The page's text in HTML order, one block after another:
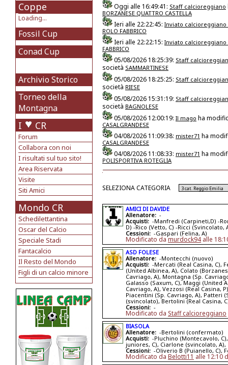
Coppe
Loading...
Fossil Cup
Conad Cup
Archivio Storico
Torneo della
Montagna
I CR
Forum
Collabora con noi
I risultati sul tuo sito!
Area Riservata
Visite
Siti Amici
Mondo CR
Schedilettantina
Oscar del Calcio
Speciale Stadi
Fantacalcio
Il Resto del Mondo
Figli di un calcio minore
Oggi alle 16:49:41: Staff calcioreggiano
BORZANESE QUATTRO CASTELLA
Ieri alle 22:22:45: Inviato calcioreggiano
ROLO FABBRICO
Ieri alle 22:22:15: Inviato calcioreggiano
FABBRICO
05/08/2026 18:25:39: Staff
società SAMMARTINESE
05/08/2026 18:25:25: Staff
società RIESE
05/08/2026 15:31:19: Staff
società BAGNOLESE
05/08/2026 12:00:19: Il mago ha
CASALGRANDESE
04/08/2026 11:09:38: mister71 ha
CASALGRANDESE
04/08/2026 11:08:33: mister71 ha
POLISPORTIVA ROTEGLIA
SELEZIONA CATEGORIA
AMICI DI DAVIDE
Allenatore: -
Acquisti: -Manfredi (Carpineti,D) -
D) -Rico (Vetto, C) -Ricci (Svincolato,
Cessioni: -Gaspari (Felina, A)
Modificato damurdock94 alle
ASD FOLESE
Allenatore: -Montecchi (nuovo)
Acquisti: -Mercati (Real Casina, C),
(United Albinea, A), Colato
Cavriago, A), Montagna (Sp.
Galasso (Saxum, C), Maggi (United
Cavriago, A), Vezzosi (Real Casina,
Piacentini (Sp. Cavriago, A), Patteri
(svincolato), Bertolini (Real Casina,
Cessioni: -
Modificato da Staff calcioreggiano
BIASOLA
Allenatore: -Bertolini (confermato)
Acquisti: -Pluchino (Montecavolo,
juniores, C), Ciarlone (svincolato,
Cessioni: -Oliverio B (Puianello, C),
Modificato da Belotti11 alle 12:10